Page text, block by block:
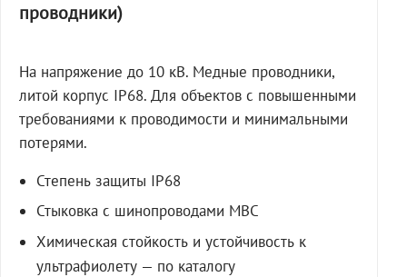
проводники)
На напряжение до 10 кВ. Медные проводники,
литой корпус IP68. Для объектов с повышенными
требованиями к проводимости и минимальными
потерями.
Степень защиты IP68
Стыковка с шинопроводами МВС
Химическая стойкость и устойчивость к
ультрафиолету — по каталогу